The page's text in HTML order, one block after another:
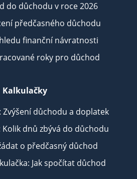
do důchodu v roce 2026
předčasného důchodu
finanční návratnosti
roky pro důchod
Kalkulačky
Zvýšení důchodu a doplatek
Kolik dnů zbývá do důchodu
o předčasný důchod
Jak spočítat důchod